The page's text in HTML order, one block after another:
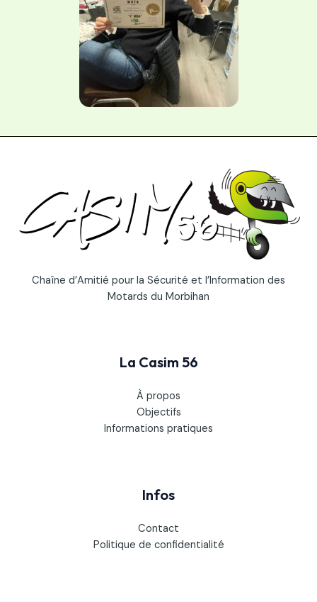
Chaîne d’Amitié pour la Sécurité et l’Information des
Motards du Morbihan
La Casim 56
À propos
Objectifs
Informations pratiques
Infos
Contact
Politique de confidentialité